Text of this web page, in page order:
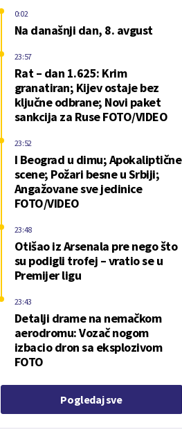
Na današnji dan, 8. avgust
0:02
Rat – dan 1.625: Krim
granatiran; Kijev ostaje bez
ključne odbrane; Novi paket
sankcija za Ruse FOTO/VIDEO
23:57
I Beograd u dimu; Apokaliptične
scene; Požari besne u Srbiji;
Angažovane sve jedinice
FOTO/VIDEO
23:52
Otišao iz Arsenala pre nego što
su podigli trofej – vratio se u
Premijer ligu
23:48
Detalji drame na nemačkom
aerodromu: Vozač nogom
izbacio dron sa eksplozivom
FOTO
23:43
Pogledaj sve